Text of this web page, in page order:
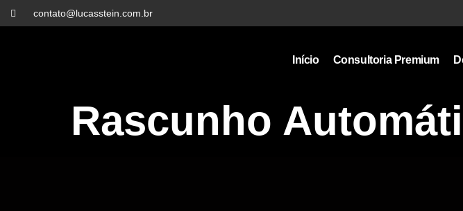
contato@lucasstein.com.br
Início Consultoria Premium
Rascunho